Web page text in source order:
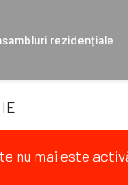
rezidențiale
nu mai este